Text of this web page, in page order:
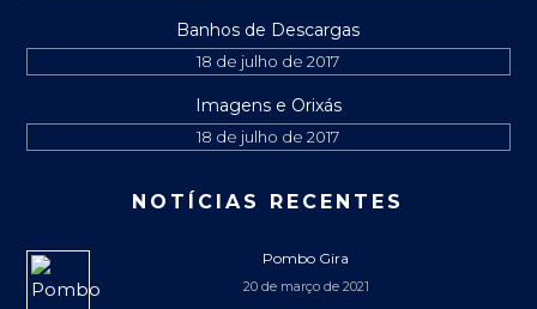
Banhos de Descargas
18 de julho de 2017
Imagens e Orixás
18 de julho de 2017
NOTÍCIAS RECENTES
Pombo Gira
20 de março de 2021